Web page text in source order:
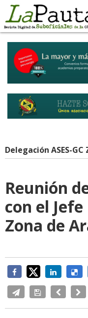
Delegación ASES-
Reunión
con el
Zona de